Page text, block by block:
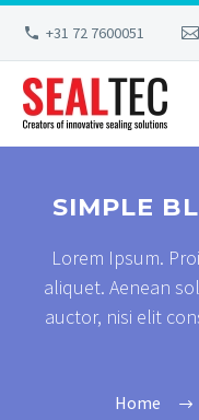
+31 72 7600051
SIMPLE
Lorem Ipsum.
aliquet. Aenean
auctor, nisi elit
Home